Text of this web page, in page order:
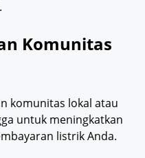
Komunitas
komunitas lokal atau
untuk meningkatkan
listrik Anda.